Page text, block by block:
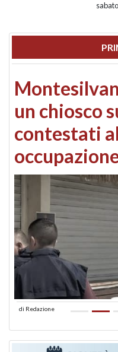
un chiosco
contestati
di Redazione